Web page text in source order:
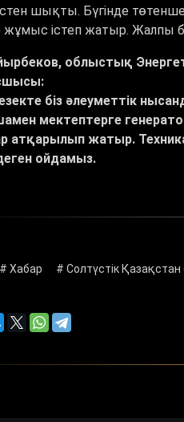
шықты. Бүгінде
істеп жатыр. Жалпы
облыстық
біз әлеуметтік
мектептерге
атқарылып жатыр.
ойдамыз.
# Хабар # Солтүстік